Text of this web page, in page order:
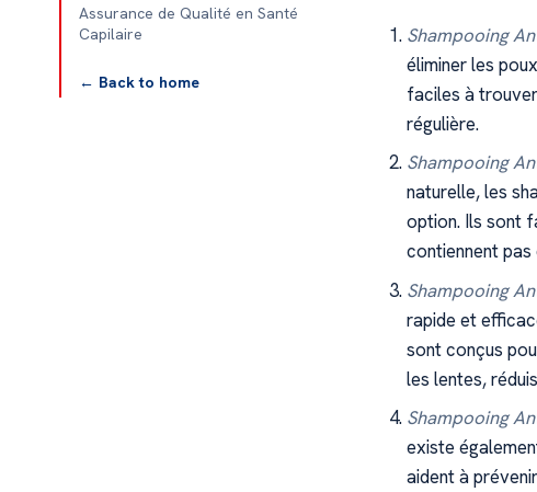
Assurance de Qualité en Santé
Capilaire
← Back to home
Shampooing
éliminer les
faciles à
régulière.
Shampooing
naturelle, les
option. Ils sont
contiennent
Shampooing
rapide et
sont conçus
les lentes,
Shampooing
existe
aident à